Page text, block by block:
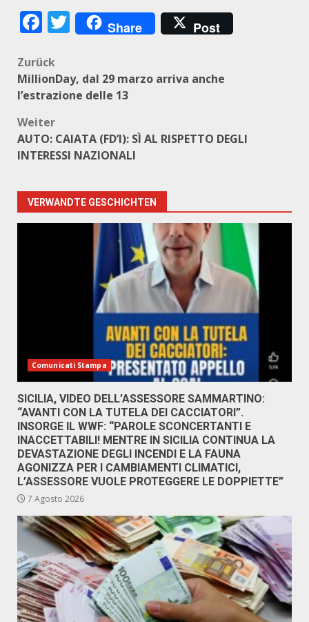
Facebook
Twitter
Share Post
Beitragsnavigation
Zurück
MillionDay, dal 29 marzo arriva anche
l’estrazione delle 13
Weiter
AUTO: CAIATA (FD’I): SÌ AL RISPETTO DEGLI
INTERESSI NAZIONALI
VERWANDTE GESCHICHTEN
Comunicati Stampa
SICILIA, VIDEO DELL’ASSESSORE SAMMARTINO:
“AVANTI CON LA TUTELA DEI CACCIATORI”.
INSORGE IL WWF: “PAROLE SCONCERTANTI E
INACCETTABILI! MENTRE IN SICILIA CONTINUA LA
DEVASTAZIONE DEGLI INCENDI E LA FAUNA
AGONIZZA PER I CAMBIAMENTI CLIMATICI,
L’ASSESSORE VUOLE PROTEGGERE LE DOPPIETTE”
7 Agosto 2026